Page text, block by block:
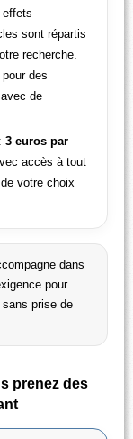
effets
sont répartis
recherche.
des
de
:3 euros par
accès à tout
votre choix
dans
pour
prise de
prenez des